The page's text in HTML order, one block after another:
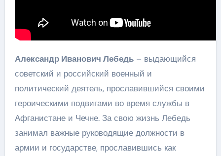
Александр Иванович Лебедь– выдающийся
советский и российский военный и
политический деятель, прославившийся своими
героическими подвигами во время службы в
Афганистане и Чечне. За свою жизнь Лебедь
занимал важные руководящие должности в
армии и государстве, прославившись как